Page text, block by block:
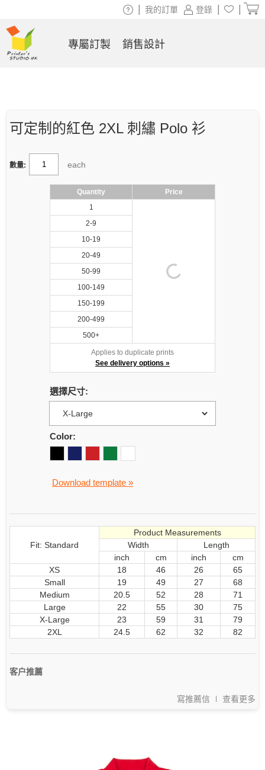
可定制的紅色 2XL 刺繡 Polo 衫
數量: each
Quantity
Price
1
2-9
10-19
20-49
50-99
100-149
150-199
200-499
500+
Applies to duplicate prints
See delivery options »
選擇尺寸:
Color:
Download template »
Fit: Standard
Product Measurements
Width
Length
inch
cm inch
cm
XS
18 46 26
65
Small
19 49 27
68
Medium
20.5 52 28
71
Large
22 55 30
75
X-Large
23 59 31
79
2XL
24.5 62 32 82
客户推薦
寫推薦信 查看更多
登錄
我的訂單
專屬訂製 銷售設計